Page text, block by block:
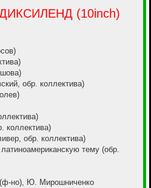
(10inch)
обр. коллектива)
коллектива)
обр. коллектива)
тему (обр.
но), Ю. Мирошниченко